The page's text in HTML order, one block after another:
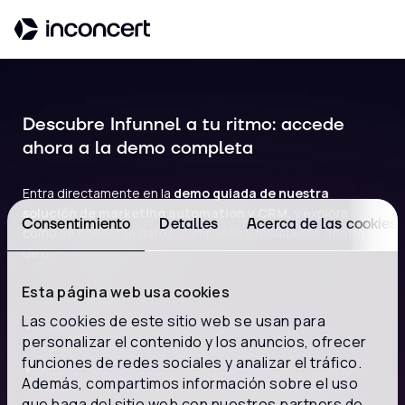
Consentimiento Detalles Acerca de las cookies
Esta página web usa cookies
Las cookies de este sitio web se usan para
personalizar el contenido y los anuncios, ofrecer
funciones de redes sociales y analizar el tráfico.
Además, compartimos información sobre el uso
Descubre Infunnel a tu ritmo: accede
ahora a la demo completa
Entra directamente en la demo guiada de nuestra
cómo se conectan datos, campañas y resultados dentro
de un mismo entorno.
En este recorrido verás:
Cómosegmentar y puntuar leadsde manera
sencilla.
Automatizar campañas multicanalcon lógica de
negocio.
Nombre*
Apellido*
Empresa